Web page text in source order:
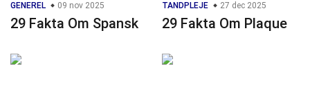
GENEREL 09 nov 2025
29 Fakta Om Spansk
TANDPLEJE 27 dec 2025
29 Fakta Om Plaque